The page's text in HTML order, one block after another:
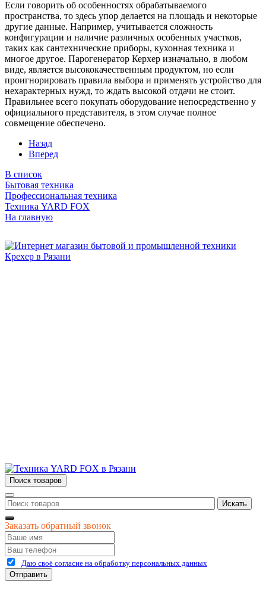
Если говорить об особенностях обрабатываемого
пространства, то здесь упор делается на площадь и некоторые
другие данные. Например, учитывается сложность
конфигурации и наличие различных особенных участков,
таких как сантехнические приборы, кухонная техника и
многое другое. Парогенератор Керхер изначально, в любом
виде, является высококачественным продуктом, но если
проигнорировать правила выбора и применять устройство для
нехарактерных нужд, то ждать высокой отдачи не стоит.
Правильнее всего покупать оборудование непосредственно у
официального представителя, в этом случае полное
совмещение обеспечено.
Назад
Вперед
В список
Бытовая техника
Профессиональная техника
Техника YARD FOX
На главную
Поиск товаров
Искать
Заказать обратный звонок
Даю своё согласие на обработку персональных данных
Отправить